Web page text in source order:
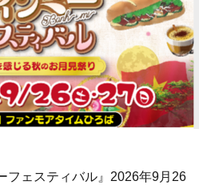
フェスティバル』2026年9月26